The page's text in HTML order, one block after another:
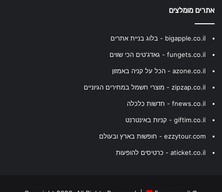
אתרים מומלצים
bigapple.co.il - בלוג בניית אתרים
fungets.co.il - גאדג'טים הכי שווים
azone.co.il - הכל על קניה באמזון
zipzap.co.il - מוצרי חשמל במחירים הגיוניים
fnews.co.il - חדשות כלכלה
giftim.co.il - קניות באינטרנט
ezzytour.com - חופשות בארץ ובעולם
aticket.co.il - כרטיסים להופעות